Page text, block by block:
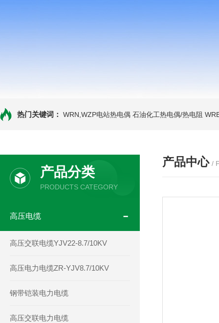
热门关键词： WRN,WZP电站热电偶 石油化工热电偶/热电阻
产品分类
PRODUCTS CATEGORY
高压电缆
高压交联电缆YJV22-8.7/10KV
高压电力电缆ZR-YJV8.7/10KV
钢带铠装电力电缆
高压交联电力电缆
产品中心 /